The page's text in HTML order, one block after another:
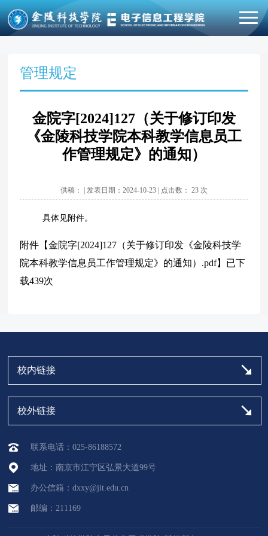
管理规定
金院字[2024]127（关于修订印发
《金陵科技学院本科教学信息员工
作管理规定》的通知）
供稿： | 发表日期：2024-10-23 | 点击数： 23次
具体见附件。
附件【金院字[2024]127（关于修订印发《金陵科技学
院本科教学信息员工作管理规定》的通知）.pdf】已下
载439次
校内链接
校外链接
联系电话：025-86188572
地址：南京市江宁区弘景大道99号
办公信箱：dxxy@jit.edu.cn
邮编：211169